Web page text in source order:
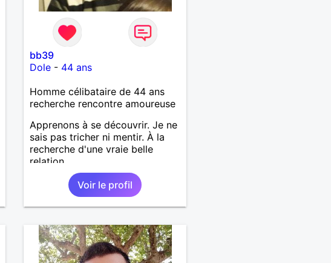
bb39
Dole - 44 ans
Homme célibataire de 44 ans
recherche rencontre amoureuse
Apprenons à se découvrir. Je ne
sais pas tricher ni mentir. À la
recherche d'une vraie belle
relation
Voir le profil